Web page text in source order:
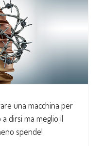
una macchina per
dirsi ma meglio il
spende!